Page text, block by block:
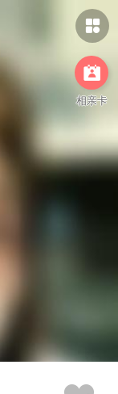


相亲卡